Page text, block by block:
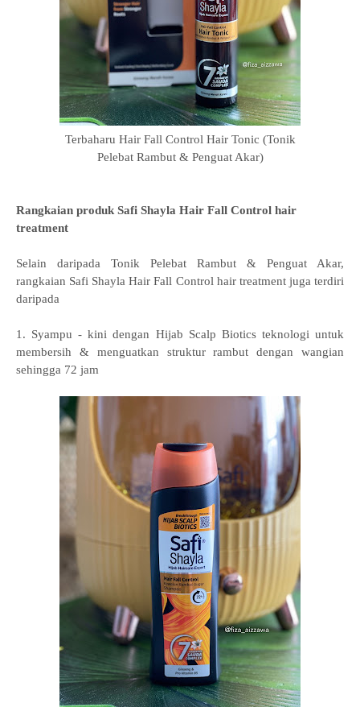
Terbaharu Hair Fall Control Hair Tonic (Tonik
Pelebat Rambut & Penguat Akar)
Rangkaian produk Safi Shayla Hair Fall Control hair
treatment
Selain daripada Tonik Pelebat Rambut & Penguat Akar,
rangkaian Safi Shayla Hair Fall Control hair treatment juga terdiri
daripada
1. Syampu - kini dengan Hijab Scalp Biotics teknologi untuk
membersih & menguatkan struktur rambutdengan wangian
sehingga 72 jam